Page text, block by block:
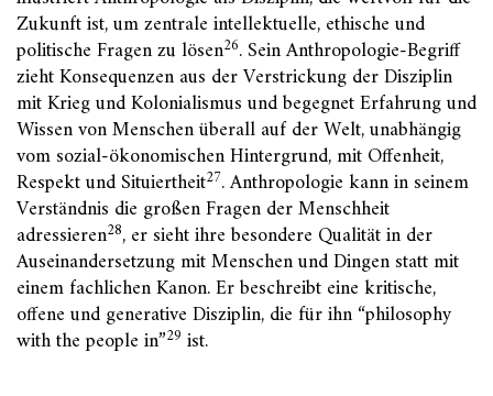
Zukunft ist, um zentrale intellektuelle, ethische und
politische Fragen zu lösen26. Sein Anthropologie-Begriff
zieht Konsequenzen aus der Verstrickung der Disziplin
mit Krieg und Kolonialismus und begegnet Erfahrung und
Wissen von Menschen überall auf der Welt, unabhängig
vom sozial-ökonomischen Hintergrund, mit Offenheit,
Respekt und Situiertheit27. Anthropologie kann in seinem
Verständnis die großen Fragen der Menschheit
adressieren28, er sieht ihre besondere Qualität in der
Auseinandersetzung mit Menschen und Dingen statt mit
einem fachlichen Kanon. Er beschreibt eine kritische,
offene und generative Disziplin, die für ihn “philosophy
with the people in”29 ist.